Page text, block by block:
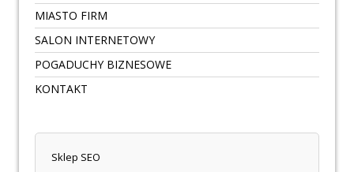
MIASTO FIRM
SALON INTERNETOWY
POGADUCHY BIZNESOWE
KONTAKT
Sklep SEO